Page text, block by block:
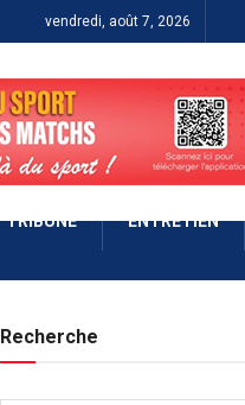
vendredi, août 7, 2026
TRIBUNE ENTRETIEN
Recherche